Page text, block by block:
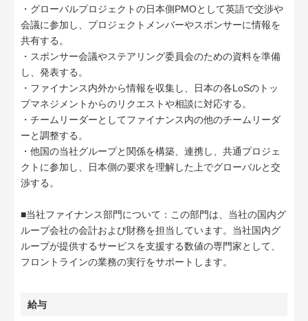
・グローバルプロジェクトの日本側PMOとして英語で交渉や
会議に参加し、プロジェクトメンバーやスポンサーに情報を
共有する。
・スポンサー会議やステアリング委員会のための資料を準備
し、発表する。
・ファイナンス内外から情報を収集し、日本の各LoSのトッ
プマネジメントからのリクエストや相談に対応する。
・チームリーダーとしてファイナンス内の他のチームリーダ
ーと調整する。
・他国の当社グループと関係を構築、連携し、共通プロジェ
クトに参加し、日本側の要求を理解した上でグローバルと交
渉する。
■当社ファイナンス部門について：この部門は、当社の国内グ
ループ会社の会計および財務を担当しています。当社国内グ
ループが提供するサービスを支援する数値の専門家として、
フロントラインの業務の実行をサポートします。
給与